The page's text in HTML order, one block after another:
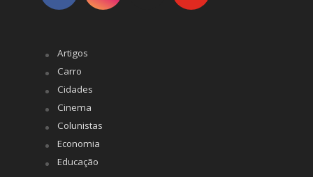
Artigos
Carro
Cidades
Cinema
Colunistas
Economia
Educação